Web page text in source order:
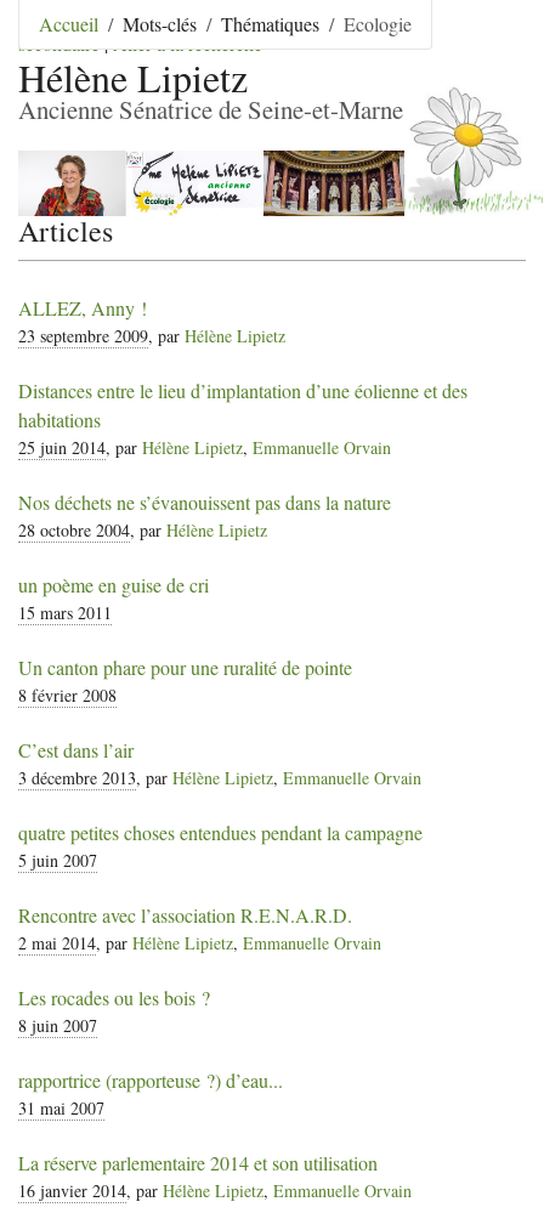
Aller au contenu | Aller au menu |Aller au menu
secondaire|Aller à la recherche
Hélène Lipietz
Ancienne Sénatrice de Seine-et-Marne
Accueil Mots-clés Thématiques Ecologie
Articles
ALLEZ, Anny !
23 septembre 2009, par Hélène Lipietz
Distances entre le lieu d’implantation d’une éolienne et des
habitations
25 juin 2014, par Hélène Lipietz, Emmanuelle Orvain
Nos déchets ne s’évanouissent pas dans la nature
28 octobre 2004, par Hélène Lipietz
un poème en guise de cri
15 mars 2011
Un canton phare pour une ruralité de pointe
8 février 2008
C’est dans l’air
3 décembre 2013, par Hélène Lipietz, Emmanuelle Orvain
quatre petites choses entendues pendant la campagne
5 juin 2007
Rencontre avec l’association R.E.N.A.R.D.
2 mai 2014, par Hélène Lipietz, Emmanuelle Orvain
Les rocades ou les bois ?
8 juin 2007
rapportrice (rapporteuse ?) d’eau...
31 mai 2007
La réserve parlementaire 2014 et son utilisation
16 janvier 2014, par Hélène Lipietz, Emmanuelle Orvain